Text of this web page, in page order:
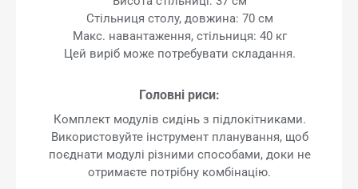
Стільниця столу, довжина: 70 см
Макс. навантаження, стільниця: 40 кг
Цей виріб може потребувати складання.
Головні риси:
Комплект модулів сидінь з підлокітниками.
Використовуйте інструмент планування, щоб
поєднати модулі різними способами, доки не
отримаєте потрібну комбінацію.